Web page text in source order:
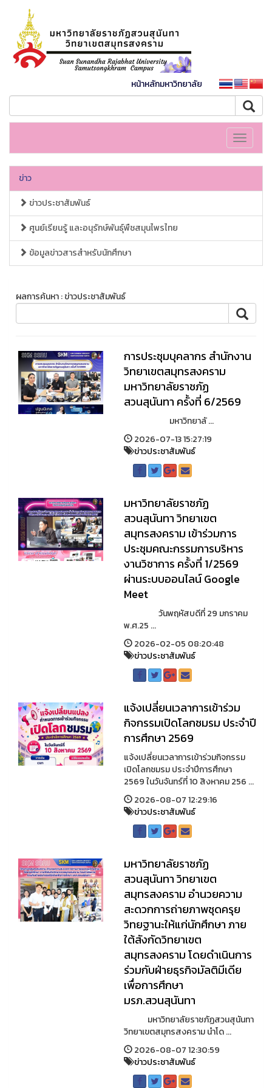
หน้าหลักมหาวิทยาลัย
Toggle
ข่าว
ข่าวประชาสัมพันธ์
ศูนย์เรียนรู้ และอนุรักษ์พันธุ์พืชสมุนไพรไทย
ข้อมูลข่าวสารสำหรับนักศึกษา
ผลการค้นหา : ข่าวประชาสัมพันธ์
การประชุมบุคลากร สำนักงาน
วิทยาเขตสมุทรสงคราม
มหาวิทยาลัยราชภัฏ
สวนสุนันทา ครั้งที่ 6/2569
มหาวิทยาลั ...
2026-07-13 15:27:19
ข่าวประชาสัมพันธ์
มหาวิทยาลัยราชภัฏ
สวนสุนันทา วิทยาเขต
สมุทรสงคราม เข้าร่วมการ
ประชุมคณะกรรมการบริหาร
งานวิชาการ ครั้งที่ 1/2569
ผ่านระบบออนไลน์ Google
Meet
วันพฤหัสบดีที่ 29 มกราคม
พ.ศ.25 ...
2026-02-05 08:20:48
ข่าวประชาสัมพันธ์
แจ้งเปลี่ยนเวลาการเข้าร่วม
กิจกรรมเปิดโลกชมรม ประจำปี
การศึกษา 2569
แจ้งเปลี่ยนเวลาการเข้าร่วมกิจกรรม
เปิดโลกชมรม ประจำปีการศึกษา
2569 ในวันจันทร์ที่ 10 สิงหาคม 256 ...
2026-08-07 12:29:16
ข่าวประชาสัมพันธ์
มหาวิทยาลัยราชภัฏ
สวนสุนันทา วิทยาเขต
สมุทรสงคราม อำนวยความ
สะดวกการถ่ายภาพชุดครุย
วิทยฐานะให้แก่นักศึกษา ภาย
ใต้สังกัดวิทยาเขต
สมุทรสงคราม โดยดำเนินการ
ร่วมกับฝ่ายธุรกิจมัลติมีเดีย
เพื่อการศึกษา
มรภ.สวนสุนันทา
มหาวิทยาลัยราชภัฏสวนสุนันทา
วิทยาเขตสมุทรสงคราม นำโด ...
2026-08-07 12:30:59
ข่าวประชาสัมพันธ์